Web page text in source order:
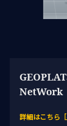
NetWork
詳細はこちら